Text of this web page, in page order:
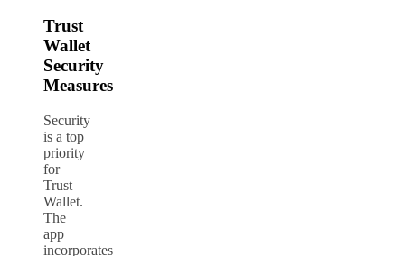
Trust
Wallet
Security
Measures
Security
is a top
priority
for
Trust
Wallet.
The
app
incorporates